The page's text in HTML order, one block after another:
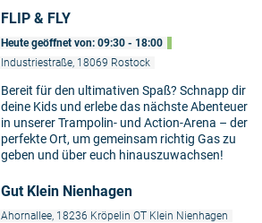
FLIP & FLY
Heute geöffnet von: 09:30 - 18:00
Industriestraße, 18069 Rostock
Bereit für den ultimativen Spaß? Schnapp dir
deine Kids und erlebe das nächste Abenteuer
in unserer Trampolin- und Action-Arena – der
perfekte Ort, um gemeinsam richtig Gas zu
geben und über euch hinauszuwachsen!
Gut Klein Nienhagen
Ahornallee, 18236 Kröpelin OT Klein Nienhagen